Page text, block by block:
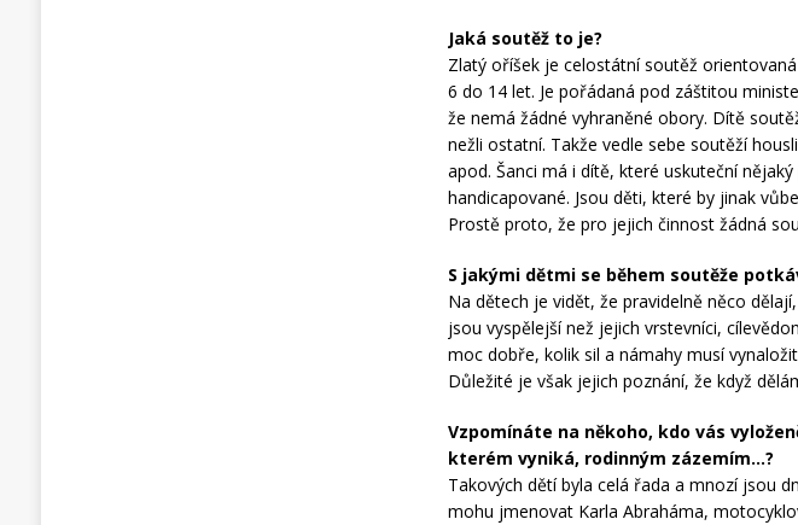
Jaká soutěž to je?
Zlatý oříšek je celostátní soutěž
6 do 14 let. Je pořádaná pod záštitou
že nemá žádné vyhraněné obory. Dítě
nežli ostatní. Takže vedle sebe soutěží
apod. Šanci má i dítě, které uskuteční
handicapované. Jsou děti, které by jinak
Prostě proto, že pro jejich činnost žádná
S jakými dětmi se během soutěže
Na dětech je vidět, že pravidelně něco
jsou vyspělejší než jejich vrstevníci,
moc dobře, kolik sil a námahy musí
Důležité je však jejich poznání, že když
Vzpomínáte na někoho, kdo vás
kterém vyniká, rodinným zázemím…?
Takových dětí byla celá řada a mnozí jsou
mohu jmenovat Karla Abraháma,